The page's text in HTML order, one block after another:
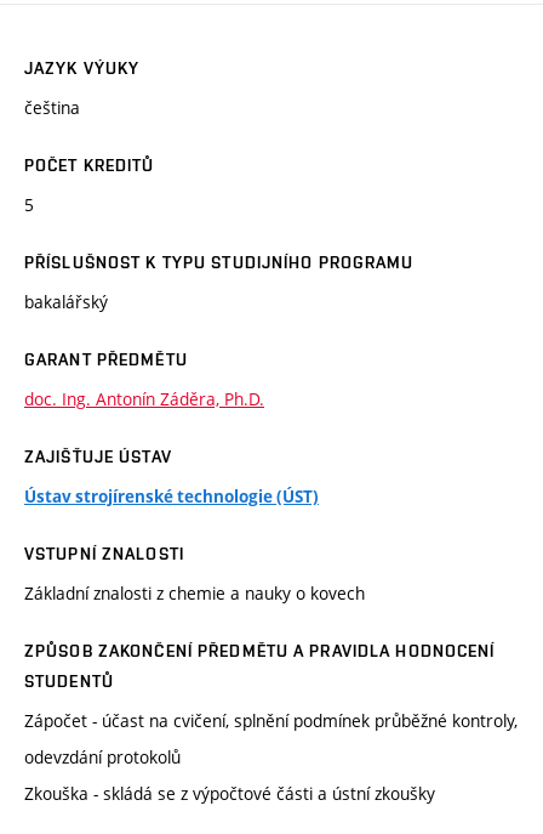
JAZYK VÝUKY
čeština
POČET KREDITŮ
5
PŘÍSLUŠNOST K TYPU STUDIJNÍHO PROGRAMU
bakalářský
GARANT PŘEDMĚTU
doc. Ing. Antonín Záděra, Ph.D.
ZAJIŠŤUJE ÚSTAV
Ústav strojírenské technologie (ÚST)
VSTUPNÍ ZNALOSTI
Základní znalosti z chemie a nauky o kovech
ZPŮSOB ZAKONČENÍ PŘEDMĚTU A PRAVIDLA HODNOCENÍ
STUDENTŮ
Zápočet - účast na cvičení, splnění podmínek průběžné kontroly,
odevzdání protokolů
Zkouška - skládá se z výpočtové části a ústní zkoušky